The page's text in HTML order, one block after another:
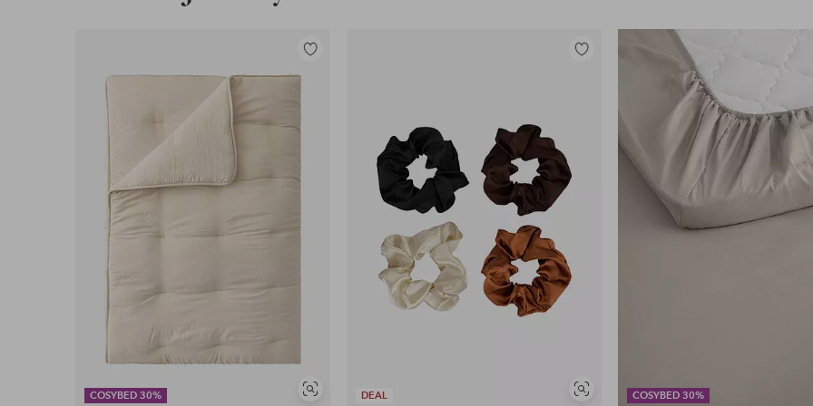
COSYBED 30%
Näytä
Lisää
suosikkeihin
DEAL
Näytä
Lisää
COSYBED 30%